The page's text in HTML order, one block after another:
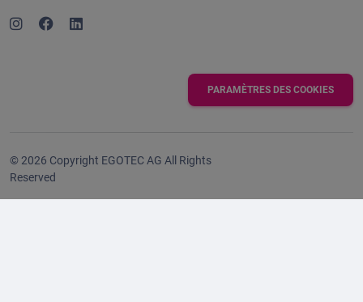
PARAMÈTRES DES COOKIES
© 2026 Copyright EGOTEC AG All Rights
Reserved